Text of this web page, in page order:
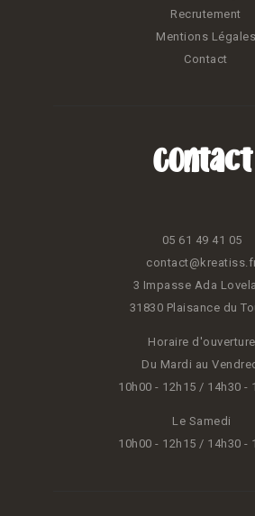
Recrutement
Mentions Légales
Contact
Contact
05 61 49 41 05
3 Impasse Ada
31830 Plaisance du
Horaire d'ouverture
Du Mardi au
10h00 - 12h15 / 14h30 -
Le Samedi
10h00 - 12h15 / 14h30 -